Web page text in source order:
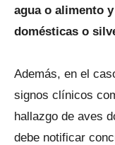
agua o alimento
domésticas o
Además, en el
signos clínicos
hallazgo de aves
debe notificar